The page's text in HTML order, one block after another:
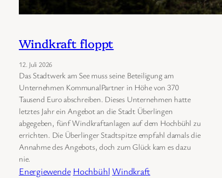
Windkraft floppt
12. Juli 2026
Das Stadtwerk am See muss seine Beteiligung am
Unternehmen KommunalPartner in Höhe von 370
Tausend Euro abschreiben. Dieses Unternehmen hatte
letztes Jahr ein Angebot an die Stadt Überlingen
abgegeben, fünf Windkraftanlagen auf dem Hochbühl zu
errichten. Die Überlinger Stadtspitze empfahl damals die
Annahme des Angebots, doch zum Glück kam es dazu
nie.
Energiewende Hochbühl Windkraft